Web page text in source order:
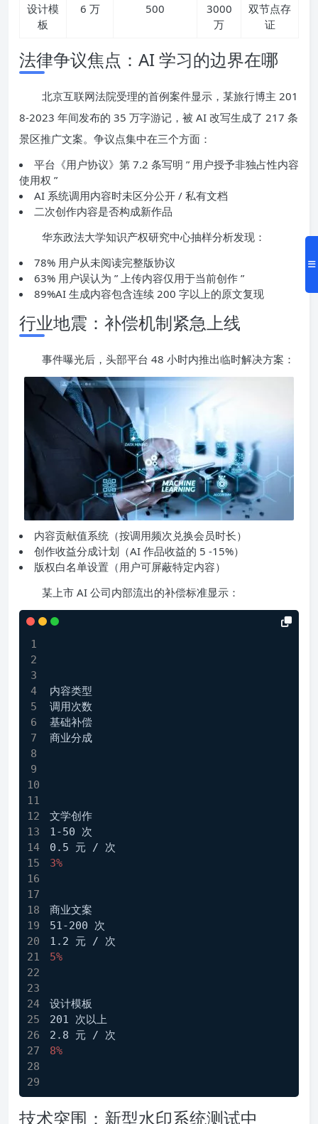
设计模
板
6 万 500
3000
万
双节点存
证
法律争议焦点：AI 学习的边界在哪
北京互联网法院受理的首例案件显示，某旅行博主 201
8-2023 年间发布的 35 万字游记，被 AI 改写生成了 217 条
景区推广文案。争议点集中在三个方面：
平台《用户协议》第 7.2 条写明 ” 用户授予非独占性内容
使用权 ”
AI 系统调用内容时未区分公开 / 私有文档
二次创作内容是否构成新作品
华东政法大学知识产权研究中心抽样分析发现：
78% 用户从未阅读完整版协议
63% 用户误认为 ” 上传内容仅用于当前创作 ”
89%AI 生成内容包含连续 200 字以上的原文复现
行业地震：补偿机制紧急上线
事件曝光后，头部平台 48 小时内推出临时解决方案：
内容贡献值系统（按调用频次兑换会员时长）
创作收益分成计划（AI 作品收益的 5 -15%）
版权白名单设置（用户可屏蔽特定内容）
某上市 AI 公司内部流出的补偿标准显示：
内容类型
调用次数
基础补偿
商业分成
文学创作
1-50 次
0.5 元 / 次
3%
商业文案
51-200 次
1.2 元 / 次
5%
设计模板
201 次以上
2.8 元 / 次
8%
技术突围：新型水印系统测试中